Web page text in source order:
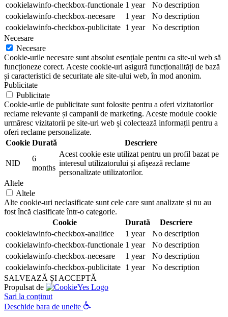
cookielawinfo-checkbox-functionale 1 year
No description
cookielawinfo-checkbox-necesare
1 year
No description
cookielawinfo-checkbox-publicitate 1 year
No description
Necesare
Necesare
Cookie-urile necesare sunt absolut esențiale pentru ca site-ul web să
funcționeze corect. Aceste cookie-uri asigură funcționalități de bază
și caracteristici de securitate ale site-ului web, în mod anonim.
Publicitate
Publicitate
Cookie-urile de publicitate sunt folosite pentru a oferi vizitatorilor
reclame relevante și campanii de marketing. Aceste module cookie
urmăresc vizitatorii pe site-uri web și colectează informații pentru a
oferi reclame personalizate.
Cookie Durată Descriere
NID
6
months
Acest cookie este utilizat pentru un profil bazat pe
interesul utilizatorului și afișează reclame
personalizate utilizatorilor.
Altele
Altele
Alte cookie-uri neclasificate sunt cele care sunt analizate și nu au
fost încă clasificate într-o categorie.
Cookie
Durată
Descriere
cookielawinfo-checkbox-analitice
1 year
No description
cookielawinfo-checkbox-functionale 1 year
No description
cookielawinfo-checkbox-necesare
1 year
No description
cookielawinfo-checkbox-publicitate 1 year
No description
SALVEAZĂ ȘI ACCEPTĂ
Propulsat de
Sari la conținut
Deschide bara de unelte